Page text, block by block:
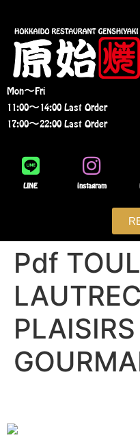
Mon〜Fri
11:00〜14:00 Last Order
17:00〜22:00 Last Order
LINE instagram
Pdf
PLAISIRS